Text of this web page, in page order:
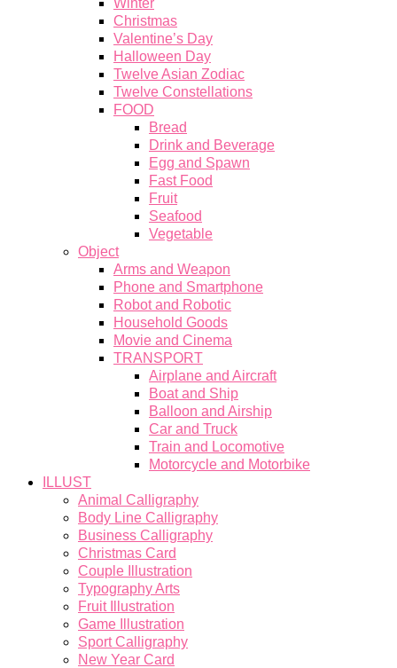
Winter
Christmas
Valentine’s Day
Halloween Day
Twelve Asian Zodiac
Twelve Constellations
FOOD
Bread
Drink and Beverage
Egg and Spawn
Fast Food
Fruit
Seafood
Vegetable
Object
Arms and Weapon
Phone and Smartphone
Robot and Robotic
Household Goods
Movie and Cinema
TRANSPORT
Airplane and Aircraft
Boat and Ship
Balloon and Airship
Car and Truck
Train and Locomotive
Motorcycle and Motorbike
ILLUST
Animal Calligraphy
Body Line Calligraphy
Business Calligraphy
Christmas Card
Couple Illustration
Typography Arts
Fruit Illustration
Game Illustration
Sport Calligraphy
New Year Card